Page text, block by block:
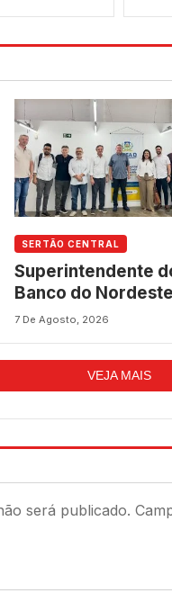
SERTÃO CENTRAL
Superintendente
Banco do
Quixeramobim e
para avanço do
shopping
7 De Agosto, 2026
VEJA MAIS
será publicado.